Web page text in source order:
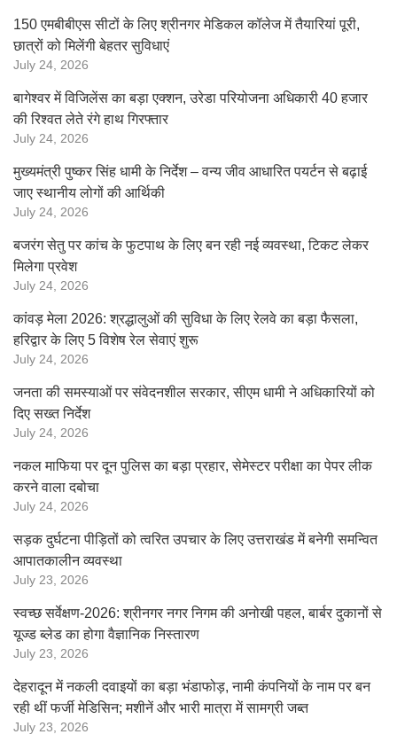
150 एमबीबीएस सीटों के लिए श्रीनगर मेडिकल कॉलेज में तैयारियां पूरी,
छात्रों को मिलेंगी बेहतर सुविधाएं
July 24, 2026
बागेश्वर में विजिलेंस का बड़ा एक्शन, उरेडा परियोजना अधिकारी 40 हजार
की रिश्वत लेते रंगे हाथ गिरफ्तार
July 24, 2026
मुख्यमंत्री पुष्कर सिंह धामी के निर्देश – वन्य जीव आधारित पयर्टन से बढ़ाई
जाए स्थानीय लोगों की आर्थिकी
July 24, 2026
बजरंग सेतु पर कांच के फुटपाथ के लिए बन रही नई व्यवस्था, टिकट लेकर
मिलेगा प्रवेश
July 24, 2026
कांवड़ मेला 2026: श्रद्धालुओं की सुविधा के लिए रेलवे का बड़ा फैसला,
हरिद्वार के लिए 5 विशेष रेल सेवाएं शुरू
July 24, 2026
जनता की समस्याओं पर संवेदनशील सरकार, सीएम धामी ने अधिकारियों को
दिए सख्त निर्देश
July 24, 2026
नकल माफिया पर दून पुलिस का बड़ा प्रहार, सेमेस्टर परीक्षा का पेपर लीक
करने वाला दबोचा
July 24, 2026
सड़क दुर्घटना पीड़ितों को त्वरित उपचार के लिए उत्तराखंड में बनेगी समन्वित
आपातकालीन व्यवस्था
July 23, 2026
स्वच्छ सर्वेक्षण-2026: श्रीनगर नगर निगम की अनोखी पहल, बार्बर दुकानों से
यूज्ड ब्लेड का होगा वैज्ञानिक निस्तारण
July 23, 2026
देहरादून में नकली दवाइयों का बड़ा भंडाफोड़, नामी कंपनियों के नाम पर बन
रही थीं फर्जी मेडिसिन; मशीनें और भारी मात्रा में सामग्री जब्त
July 23, 2026